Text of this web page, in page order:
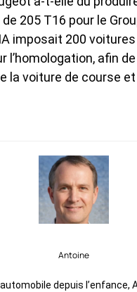
205 T16 pour le
imposait 200
l’homologation, afin
la voiture de course
Antoine
depuis l’enfance,